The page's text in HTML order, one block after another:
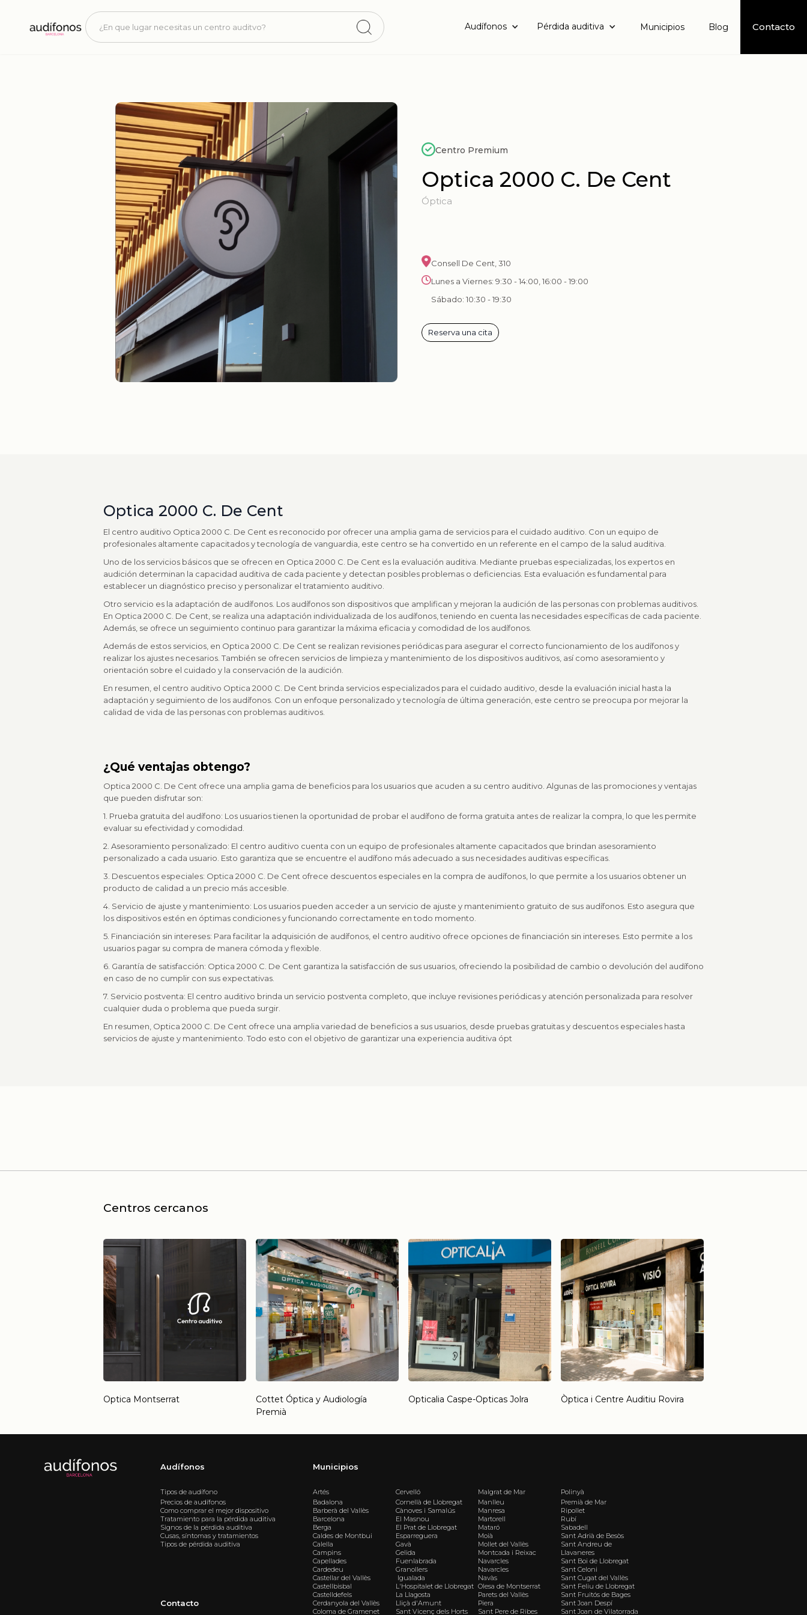
Audífonos Pérdida auditiva Municipios Blog Contacto
Centro Premium
Optica 2000 C. De Cent
Óptica
Consell De Cent, 310
Lunes a Viernes: 9:30 - 14:00, 16:00 - 19:00
Sábado: 10:30 - 19:30
Reserva una cita
Optica 2000 C. De Cent
El centro auditivo Optica 2000 C. De Cent es reconocido por ofrecer una amplia gama de servicios para el cuidado auditivo. Con un equipo de
profesionales altamente capacitados y tecnología de vanguardia, este centro se ha convertido en un referente en el campo de la salud auditiva.
Uno de los servicios básicos que se ofrecen en Optica 2000 C. De Cent es la evaluación auditiva. Mediante pruebas especializadas, los expertos en
audición determinan la capacidad auditiva de cada paciente y detectan posibles problemas o deficiencias. Esta evaluación es fundamental para
establecer un diagnóstico preciso y personalizar el tratamiento auditivo.
Otro servicio es la adaptación de audífonos. Los audífonos son dispositivos que amplifican y mejoran la audición de las personas con problemas auditivos.
En Optica 2000 C. De Cent, se realiza una adaptación individualizada de los audífonos, teniendo en cuenta las necesidades específicas de cada paciente.
Además, se ofrece un seguimiento continuo para garantizar la máxima eficacia y comodidad de los audífonos.
Además de estos servicios, en Optica 2000 C. De Cent se realizan revisiones periódicas para asegurar el correcto funcionamiento de los audífonos y
realizar los ajustes necesarios. También se ofrecen servicios de limpieza y mantenimiento de los dispositivos auditivos, así como asesoramiento y
orientación sobre el cuidado y la conservación de la audición.
En resumen, el centro auditivo Optica 2000 C. De Cent brinda servicios especializados para el cuidado auditivo, desde la evaluación inicial hasta la
adaptación y seguimiento de los audífonos. Con un enfoque personalizado y tecnología de última generación, este centro se preocupa por mejorar la
calidad de vida de las personas con problemas auditivos.
¿Qué ventajas obtengo?
Optica 2000 C. De Cent ofrece una amplia gama de beneficios para los usuarios que acuden a su centro auditivo. Algunas de las promociones y ventajas
que pueden disfrutar son:
1. Prueba gratuita del audífono: Los usuarios tienen la oportunidad de probar el audífono de forma gratuita antes de realizar la compra, lo que les permite
evaluar su efectividad y comodidad.
2. Asesoramiento personalizado: El centro auditivo cuenta con un equipo de profesionales altamente capacitados que brindan asesoramiento
personalizado a cada usuario. Esto garantiza que se encuentre el audífono más adecuado a sus necesidades auditivas específicas.
3. Descuentos especiales: Optica 2000 C. De Cent ofrece descuentos especiales en la compra de audífonos, lo que permite a los usuarios obtener un
producto de calidad a un precio más accesible.
4. Servicio de ajuste y mantenimiento: Los usuarios pueden acceder a un servicio de ajuste y mantenimiento gratuito de sus audífonos. Esto asegura que
los dispositivos estén en óptimas condiciones y funcionando correctamente en todo momento.
5. Financiación sin intereses: Para facilitar la adquisición de audífonos, el centro auditivo ofrece opciones de financiación sin intereses. Esto permite a los
usuarios pagar su compra de manera cómoda y flexible.
6. Garantía de satisfacción: Optica 2000 C. De Cent garantiza la satisfacción de sus usuarios, ofreciendo la posibilidad de cambio o devolución del audífono
en caso de no cumplir con sus expectativas.
7. Servicio postventa: El centro auditivo brinda un servicio postventa completo, que incluye revisiones periódicas y atención personalizada para resolver
cualquier duda o problema que pueda surgir.
En resumen, Optica 2000 C. De Cent ofrece una amplia variedad de beneficios a sus usuarios, desde pruebas gratuitas y descuentos especiales hasta
servicios de ajuste y mantenimiento. Todo esto con el objetivo de garantizar una experiencia auditiva ópt
Centros cercanos
Optica Montserrat
Cottet Óptica y Audiología
Premià
Opticalia Caspe-Opticas Jolra Òptica i Centre Auditiu Rovira
Audífonos
Tipos de audífono
Precios de audífonos
Como comprar el mejor dispositivo
Tratamiento para la pérdida auditiva
Signos de la pérdida auditiva
Cusas, síntomas y tratamientos
Tipos de pérdida auditiva
Contacto
Municipios
Artés
Badalona
Barberà del Vallès
Barcelona
Berga
Caldes de Montbui
Calella
Campins
Capellades
Cardedeu
Castellar del Vallès
Castellbisbal
Castelldefels
Cerdanyola del Vallès
Coloma de Gramenet
Cervelló
Cornellà de Llobregat
Cànoves i Samalús
El Masnou
El Prat de Llobregat
Esparreguera
Gavà
Gelida
Fuenlabrada
Granollers
Igualada
L'Hospitalet de Llobregat
La Llagosta
Lliçà d'Amunt
Sant Vicenç dels Horts
Malgrat de Mar
Manlleu
Manresa
Martorell
Mataró
Moià
Mollet del Vallès
Montcada i Reixac
Navarcles
Navarcles
Navàs
Olesa de Montserrat
Parets del Vallès
Piera
Sant Pere de Ribes
Polinyà
Premià de Mar
Ripollet
Rubí
Sabadell
Sant Adrià de Besòs
Sant Andreu de
Llavaneres
Sant Boi de Llobregat
Sant Celoni
Sant Cugat del Vallès
Sant Feliu de Llobregat
Sant Fruitós de Bages
Sant Joan Despí
Sant Joan de Vilatorrada